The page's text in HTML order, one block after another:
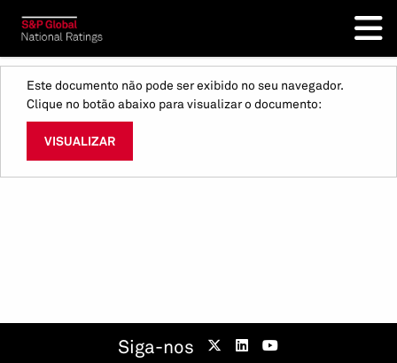
Este documento não pode ser exibido no seu navegador.
Clique no botão abaixo para visualizar o documento:
VISUALIZAR
Siga-nos